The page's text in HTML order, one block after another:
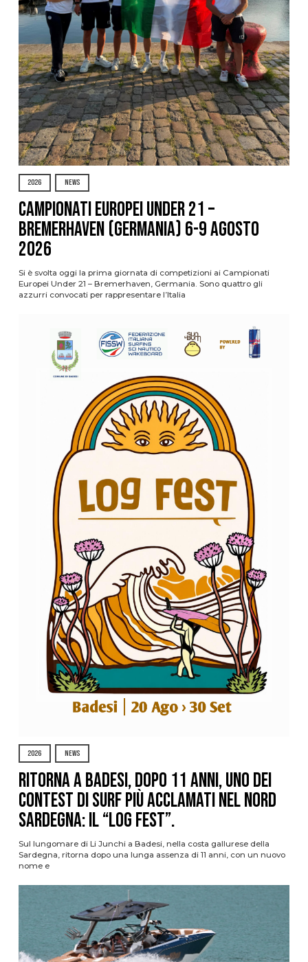
2026 NEWS
Campionati Europei Under 21 –
Bremerhaven (Germania) 6-9 agosto
2026
Si è svolta oggi la prima giornata di competizioni ai Campionati
Europei Under 21 – Bremerhaven, Germania. Sono quattro gli
azzurri convocati per rappresentare l’Italia
2026 NEWS
Ritorna a Badesi, dopo 11 anni, uno dei
contest di surf più acclamati nel nord
Sardegna: il “Log Fest”.
Sul lungomare di Li Junchi a Badesi, nella costa gallurese della
Sardegna, ritorna dopo una lunga assenza di 11 anni, con un nuovo
nome e